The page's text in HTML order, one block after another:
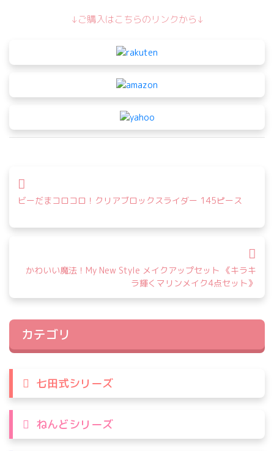
↓ご購入はこちらのリンクから↓
稿
ナ
ビ
ン
ビーだまコロコロ！クリアブロックスライダー 145ピース
かわいい魔法！My New Style メイクアップセット 《キラキ
ラ輝くマリンメイク4点セット》
カテゴリ
七田式シリーズ
ねんどシリーズ